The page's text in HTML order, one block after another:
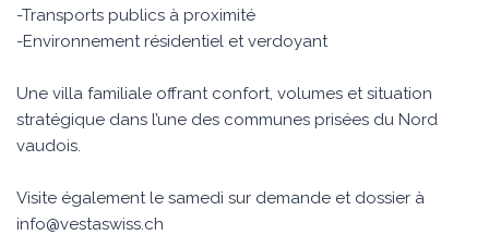
-Transports publics à proximité
-Environnement résidentiel et verdoyant
Une villa familiale offrant confort, volumes et situation
stratégique dans l’une des communes prisées du Nord
vaudois.
Visite également le samedi sur demande et dossier à
info@vestaswiss.ch